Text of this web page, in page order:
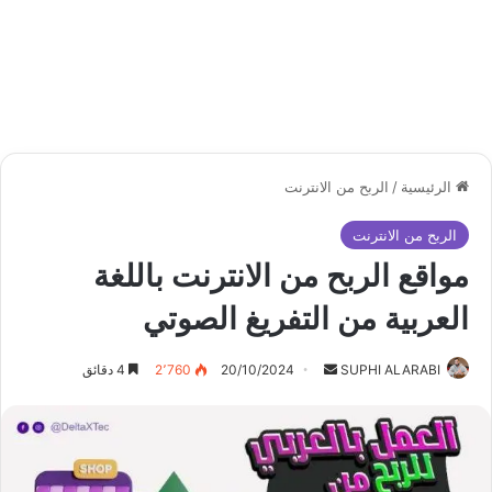
الرئيسية / الربح من الانترنت
الربح من الانترنت
مواقع الربح من الانترنت باللغة
العربية من التفريغ الصوتي
SUPHI ALARABI
أرسل
إلكترونيا
20/10/2024 2٬760